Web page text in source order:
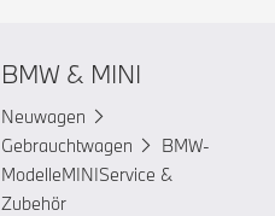
BMW & MINI
Neuwagen
Gebrauchtwagen
BMW-
ModelleMINIService &
Zubehör